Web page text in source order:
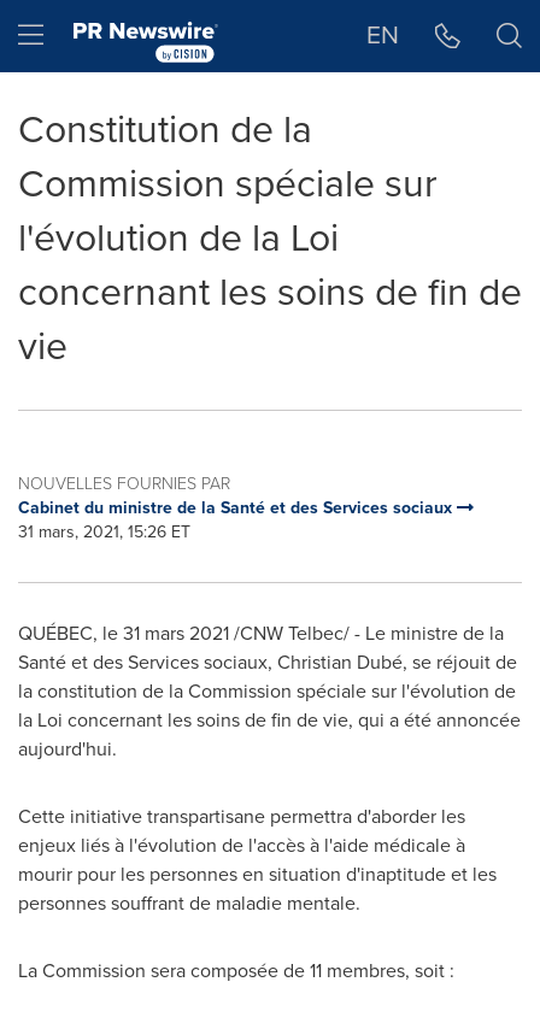
Hamburger menu EN
Constitution de la
Commission spéciale sur
l'évolution de la Loi
concernant les soins de fin de
vie
NOUVELLES FOURNIES PAR
Cabinet du ministre de la Santé et des Services sociaux
31 mars, 2021, 15:26 ET
QUÉBEC, le 31 mars 2021 /CNW Telbec/ - Le ministre de la
Santé et des Services sociaux, Christian Dubé, se réjouit de
la constitution de la Commission spéciale sur l'évolution de
la Loi concernant les soins de fin de vie, qui a été annoncée
aujourd'hui.
Cette initiative transpartisane permettra d'aborder les
enjeux liés à l'évolution de l'accès à l'aide médicale à
mourir pour les personnes en situation d'inaptitude et les
personnes souffrant de maladie mentale.
La Commission sera composée de 11 membres, soit :